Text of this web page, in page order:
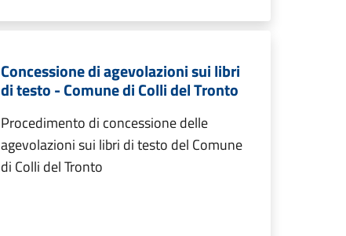
Concessione di agevolazioni sui libri
di testo - Comune di Colli del Tronto
Procedimento di concessione delle
agevolazioni sui libri di testo del Comune
di Colli del Tronto